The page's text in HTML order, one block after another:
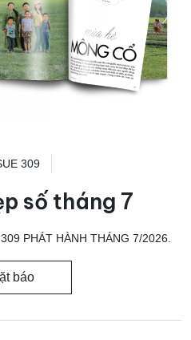
309
số tháng 7
PHÁT HÀNH THÁNG 7/2026.
báo